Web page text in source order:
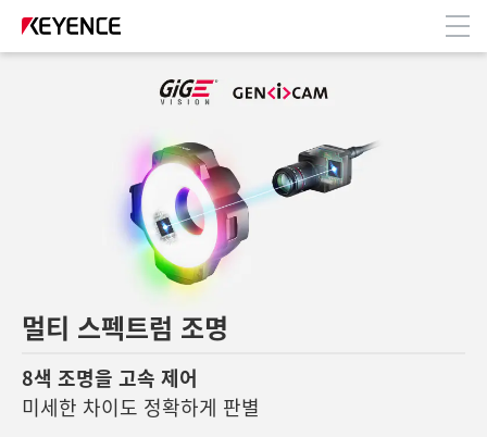
멀티 스펙트럼 조명
8색 조명을 고속 제어
미세한 차이도 정확하게 판별